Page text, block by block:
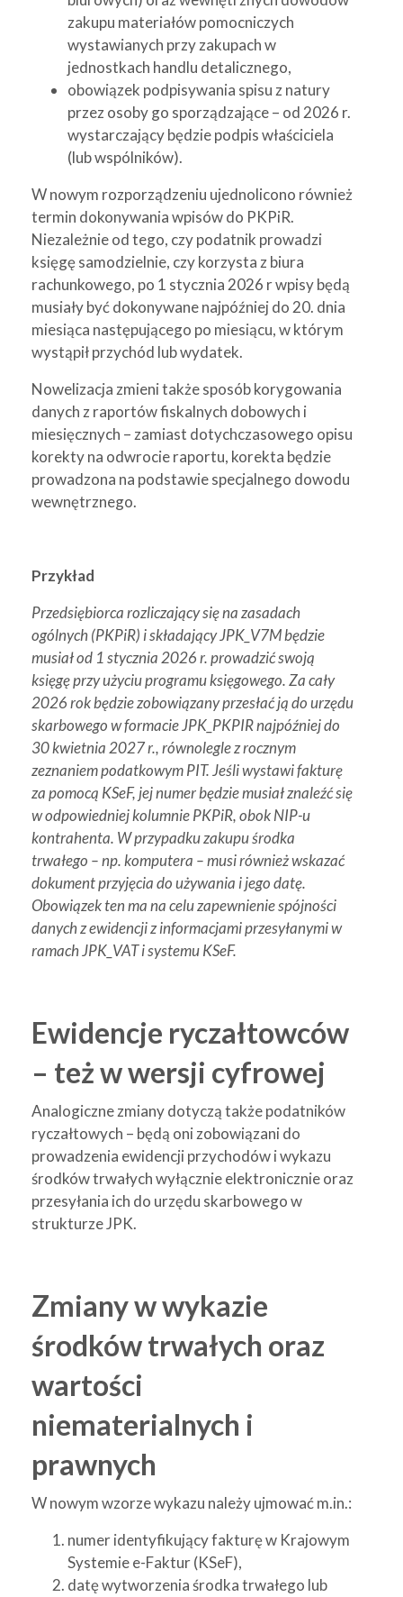
zakupu materiałów pomocniczych
wystawianych przy zakupach w
jednostkach handlu detalicznego,
obowiązek podpisywania spisu z natury
przez osoby go sporządzające – od 2026 r.
wystarczający będzie podpis właściciela
(lub wspólników).
W nowym rozporządzeniu ujednolicono również
termin dokonywania wpisów do PKPiR.
Niezależnie od tego, czy podatnik prowadzi
księgę samodzielnie, czy korzysta z biura
rachunkowego, po 1 stycznia 2026 r wpisy będą
musiały być dokonywane najpóźniej do 20. dnia
miesiąca następującego po miesiącu, w którym
wystąpił przychód lub wydatek.
Nowelizacja zmieni także sposób korygowania
danych z raportów fiskalnych dobowych i
miesięcznych – zamiast dotychczasowego opisu
korekty na odwrocie raportu, korekta będzie
prowadzona na podstawie specjalnego dowodu
wewnętrznego.
Przykład
Przedsiębiorca rozliczający się na zasadach
ogólnych (PKPiR) i składający JPK_V7M będzie
musiał od 1 stycznia 2026 r. prowadzić swoją
księgę przy użyciu programu księgowego. Za cały
2026 rok będzie zobowiązany przesłać ją do urzędu
skarbowego w formacie JPK_PKPIR najpóźniej do
30 kwietnia 2027 r., równolegle z rocznym
zeznaniem podatkowym PIT. Jeśli wystawi fakturę
za pomocą KSeF, jej numer będzie musiał znaleźć się
w odpowiedniej kolumnie PKPiR, obok NIP-u
kontrahenta. W przypadku zakupu środka
trwałego – np. komputera – musi również wskazać
dokument przyjęcia do używania i jego datę.
Obowiązek ten ma na celu zapewnienie spójności
danych z ewidencji z informacjami przesyłanymi w
ramach JPK_VAT i systemu KSeF.
Ewidencje ryczałtowców
– też w wersji cyfrowej
Analogiczne zmiany dotyczą także podatników
ryczałtowych – będą oni zobowiązani do
prowadzenia ewidencji przychodów i wykazu
środków trwałych wyłącznie elektronicznie oraz
przesyłania ich do urzędu skarbowego w
strukturze JPK.
Zmiany w wykazie
środków trwałych oraz
wartości
niematerialnych i
prawnych
W nowym wzorze wykazu należy ujmować m.in.:
numer identyfikujący fakturę w Krajowym
Systemie e-Faktur (KSeF),
datę wytworzenia środka trwałego lub